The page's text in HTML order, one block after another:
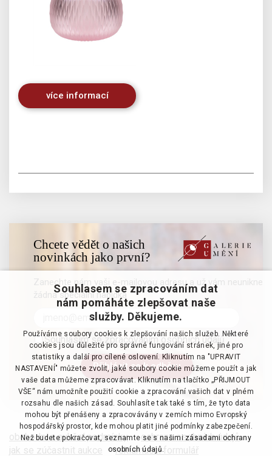
více informací
Chcete vědět o našich
novinkách jako první?
Zanechte nám vaši e-mailovou adresu a už vám neunikne
žádná speciální nabídka
Souhlasím se zpracováním osobních údajů
obchodní a aukční podmínky · ochrana osobních údajů ·
jak se zúčastnit aukce · reklamační formulář
Souhlasem se zpracováním dat
nám pomáháte zlepšovat naše
služby. Děkujeme.
Používáme soubory cookies k zlepšování našich služeb. Některé
cookies jsou důležité pro správné fungování stránek, jiné pro
statistiky a další pro cílené oslovení. Kliknutím na "UPRAVIT
NASTAVENÍ" můžete zvolit, jaké soubory cookie můžeme použít a jak
vaše data můžeme zpracovávat. Kliknutím na tlačítko „PŘIJMOUT
VŠE“ nám umožníte použití cookie a zpracování vašich dat v plném
rozsahu dle našich zásad. Souhlasíte tak také s tím, že tyto data
mohou být přenášeny a zpracovávány v zemích mimo Evropský
hospodářský prostor, kde mohou platit jiné podmínky zabezpečení.
Než budete pokračovat, seznamte se s našimizásadami ochrany
osobních údajů.